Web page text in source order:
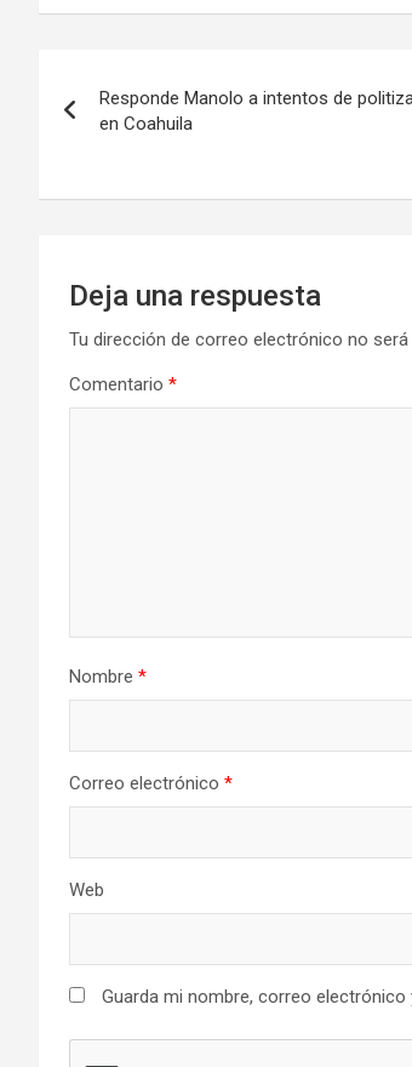
de
Responde Manolo a intentos de
en Coahuila
Deja una respuesta
Tu dirección de correo electrónico no será
Comentario *
Nombre *
Correo electrónico *
Web
Guarda mi nombre, correo